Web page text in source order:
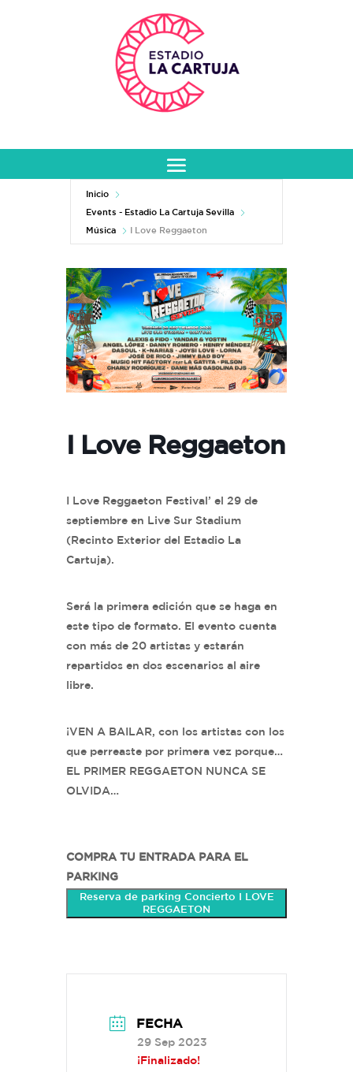
Inicio
Events - Estadio La Cartuja Sevilla
Música
I Love Reggaeton
I Love Reggaeton
I Love Reggaeton Festival’ el 29 de
septiembre en Live Sur Stadium
(Recinto Exterior del Estadio La
Cartuja).
Será la primera edición que se haga en
este tipo de formato. El evento cuenta
con más de 20 artistas y estarán
repartidos en dos escenarios al aire
libre.
¡VEN A BAILAR, con los artistas con los
que perreaste por primera vez porque…
EL PRIMER REGGAETON NUNCA SE
OLVIDA…
COMPRA TU ENTRADA PARA EL
PARKING
Reserva de parking Concierto I LOVE
REGGAETON
FECHA
29 Sep 2023
¡Finalizado!